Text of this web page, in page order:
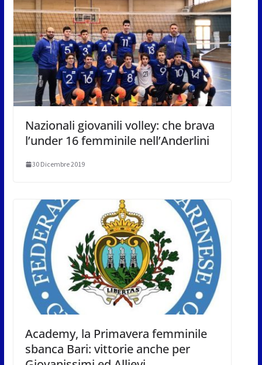
Nazionali giovanili volley: che brava
l’under 16 femminile nell’Anderlini
30 Dicembre 2019
Academy, la Primavera femminile
sbanca Bari: vittorie anche per